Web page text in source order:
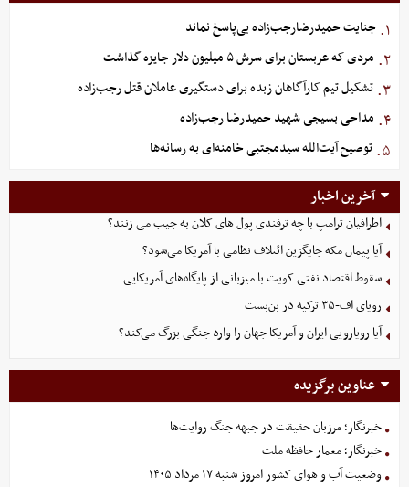
۱. جنایت حمیدرضارجب‌زاده بی‌پاسخ نماند
۲. مردی که عربستان برای سرش ۵ میلیون دلار جایزه گذاشت
۳. تشکیل تیم کارآگاهان زبده برای دستگیری عاملان قتل رجب‌زاده
۴. مداحی بسیجی شهید حمیدرضا رجب‌زاده
۵. توصیح آیت‌الله سیدمجتبی خامنه‌ای به رسانه‌ها
آخرین اخبار
اطرافیان ترامپ با چه ترفندی پول های کلان به جیب می زنند؟
آیا پیمان مکه جایگزین ائتلاف نظامی با آمریکا می‌شود؟
سقوط اقتصاد نفتی کویت با میزبانی از پایگاه‌های آمریکایی
رویای اف-۳۵ ترکیه در بن‌بست
آیا رویارویی ایران و آمریکا جهان را وارد جنگی بزرگ می‌کند؟
عناوین برگزیده
خبرنگار؛ مرزبان حقیقت در جبهه جنگ روایت‌ها
خبرنگار؛ معمار حافظه ملت
وضعیت آب و هوای کشور امروز شنبه ۱۷ مرداد ۱۴۰۵